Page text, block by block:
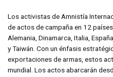
Los activistas de Amnistía
de actos de campaña en 12
Alemania, Dinamarca, Italia,
y Taiwán. Con un énfasis
exportaciones de armas, estos
mundial. Los actos abarcarán